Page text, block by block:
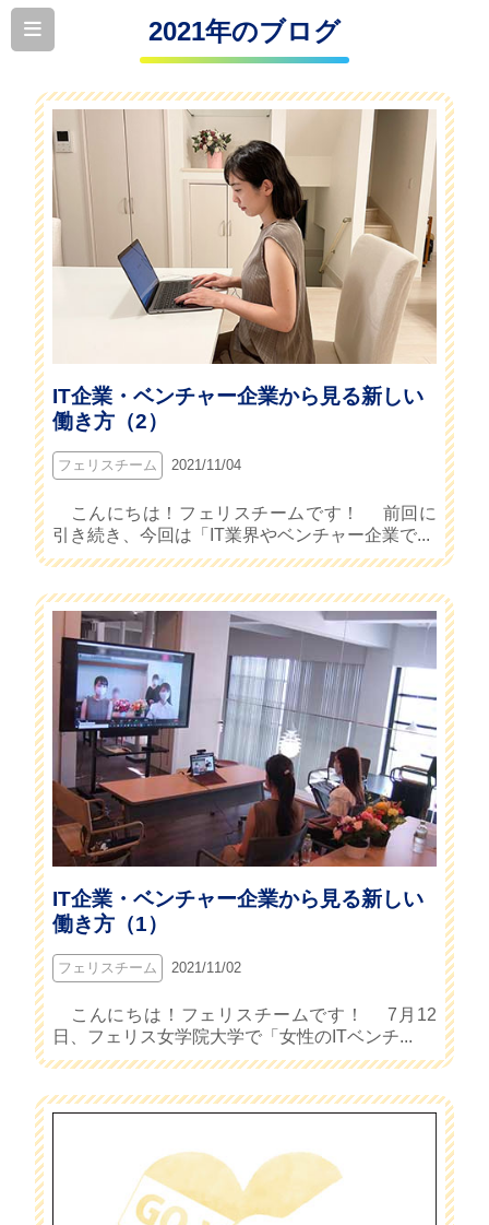
2021年のブログ
IT企業・ベンチャー企業から見る新しい
働き方（2）
フェリスチーム 2021/11/04
こんにちは！フェリスチームです！ 前回に
引き続き、今回は「IT業界やベンチャー企業で...
IT企業・ベンチャー企業から見る新しい
働き方（1）
フェリスチーム 2021/11/02
こんにちは！フェリスチームです！ 7月12
日、フェリス女学院大学で「女性のITベンチ...